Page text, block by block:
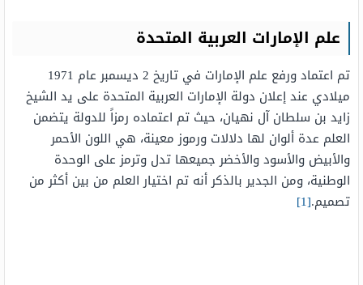
علم الإمارات العربية المتحدة
تم اعتماد ورفع علم الإمارات في تاريخ 2 ديسمبر عام 1971
ميلادي عند إعلان دولة الإمارات العربية المتحدة على يد الشيخ
زايد بن سلطان آل نهيان، حيث تم اعتماده رمزاً للدولة يتضمن
العلم عدة ألوان لها دلالات ورموز معينة، هي اللون الأحمر
والأبيض والأسود والأخضر جميعها تدل وترمز على الوحدة
الوطنية، ومن الجدير بالذكر أنه تم اختيار العلم من بين أكثر من
تصميم.[1]